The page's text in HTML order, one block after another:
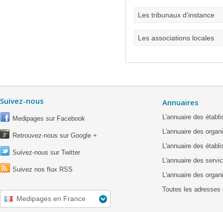
Les tribunaux d'instance
Les associations locales
Suivez-nous
Medipages sur Facebook
Retrouvez-nous sur Google +
Suivez-nous sur Twitter
Suivez nos flux RSS
Medipages en France
Annuaires
L'annuaire des
L'annuaire des
L'annuaire des
L'annuaire des
L'annuaire des
Toutes les adresses